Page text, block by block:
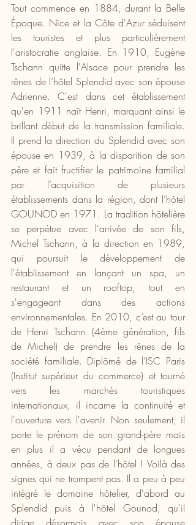
Tout commence en 1884, durant la Belle
Époque. Nice et la Côte d'Azur séduisent
les touristes et plus particulièrement
l'aristocratie anglaise. En 1910, Eugène
Tschann quitte l'Alsace pour prendre les
rênes de l’hôtel Splendid avec son épouse
Adrienne. C'est dans cet établissement
qu'en 1911 naît Henri, marquant ainsi le
brillant début de la transmission familiale.
Il prend la direction du Splendid avec son
épouse en 1939, à la disparition de son
père et fait fructifier le patrimoine familial
par l’acquisition de plusieurs
établissements dans la région, dont l’hôtel
GOUNOD en 1971. La tradition hôtelière
se perpétue avec l'arrivée de son fils,
Michel Tschann, à la direction en 1989,
qui poursuit le développement de
l'établissement en lançant un spa, un
restaurant et un rooftop, tout en
s'engageant dans des actions
environnementales. En 2010, c’est au tour
de Henri Tschann (4ème génération, fils
de Michel) de prendre les rênes de la
société familiale. Diplômé de l’ISC Paris
(Institut supérieur du commerce) et tourné
vers les marchés touristiques
internationaux, il incarne la continuité et
l'ouverture vers l'avenir. Non seulement, il
porte le prénom de son grand-père mais
en plus il a vécu pendant de longues
années, à deux pas de l'hôtel ! Voilà des
signes qui ne trompent pas. Il a peu à peu
intégré le domaine hôtelier, d'abord au
Splendid puis à l'hôtel Gounod, qu'il